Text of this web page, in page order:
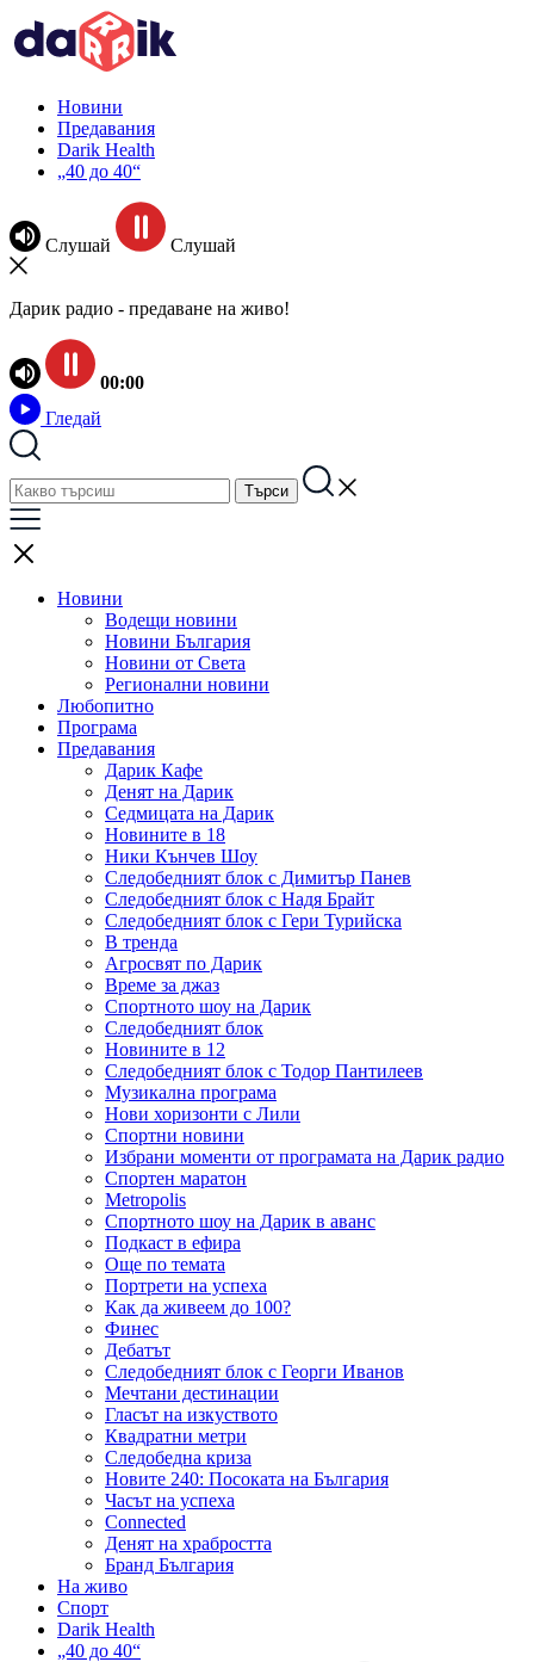
Новини
Предавания
Darik Health
„40 до 40“
Слушай Слушай
Дарик радио - предаване на живо!
00:00
Гледай
Новини
Водещи новини
Новини България
Новини от Света
Регионални новини
Любопитно
Програма
Предавания
Дарик Кафе
Денят на Дарик
Седмицата на Дарик
Новините в 18
Ники Кънчев Шоу
Следобедният блок с Димитър Панев
Следобедният блок с Надя Брайт
Следобедният блок с Гери Турийска
В тренда
Агросвят по Дарик
Време за джаз
Спортното шоу на Дарик
Следобедният блок
Новините в 12
Следобедният блок с Тодор Пантилеев
Музикална програма
Нови хоризонти с Лили
Спортни новини
Избрани моменти от програмата на Дарик радио
Спортен маратон
Metropolis
Спортното шоу на Дарик в аванс
Подкаст в ефира
Още по темата
Портрети на успеха
Как да живеем до 100?
Финес
Дебатът
Следобедният блок с Георги Иванов
Мечтани дестинации
Гласът на изкуството
Квадратни метри
Следобедна криза
Новите 240: Посоката на България
Часът на успеха
Connected
Денят на храбростта
Бранд България
На живо
Спорт
Darik Health
„40 до 40“